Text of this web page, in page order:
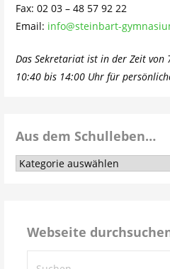
Fax: 02 03 – 48 57 92 22
Email: info@steinbart-
Das Sekretariat ist in der Zeit von
10:40 bis 14:00 Uhr für
Aus dem Schulleben…
Aus
Webseite